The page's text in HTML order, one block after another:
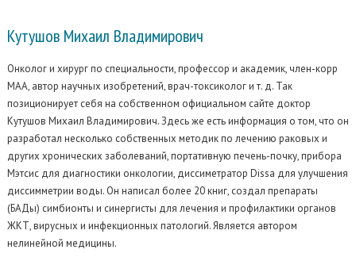
Кутушов Михаил Владимирович
Онколог и хирург по специальности, профессор и академик, член-корр
МАА, автор научных изобретений, врач-токсиколог и т. д. Так
позиционирует себя на собственном официальном сайте доктор
Кутушов Михаил Владимирович. Здесь же есть информация о том, что он
разработал несколько собственных методик по лечению раковых и
других хронических заболеваний, портативную печень-почку, прибора
Мэтсис для диагностики онкологии, диссиметратор Dissa для улучшения
диссимметрии воды. Он написал более 20 книг, создал препараты
(БАДы) симбионты и синергисты для лечения и профилактики органов
ЖКТ, вирусных и инфекционных патологий. Является автором
нелинейной медицины.